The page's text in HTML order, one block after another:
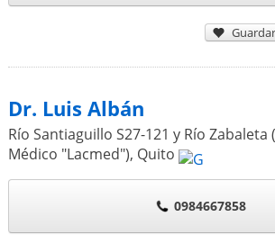
Guardar
Dr. Luis Albán
Río Santiaguillo S27-121 y Río
Médico "Lacmed"), Quito
0984667858